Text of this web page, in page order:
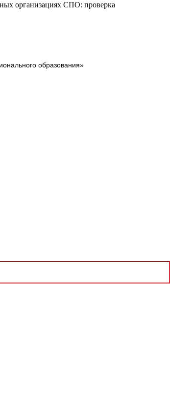
организациях СПО: проверка
образования»